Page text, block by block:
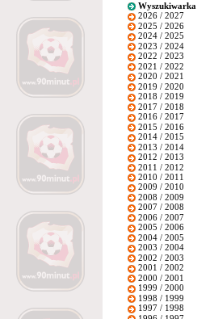
Wyszukiwarka
2026 / 2027
2025 / 2026
2024 / 2025
2023 / 2024
2022 / 2023
2021 / 2022
2020 / 2021
2019 / 2020
2018 / 2019
2017 / 2018
2016 / 2017
2015 / 2016
2014 / 2015
2013 / 2014
2012 / 2013
2011 / 2012
2010 / 2011
2009 / 2010
2008 / 2009
2007 / 2008
2006 / 2007
2005 / 2006
2004 / 2005
2003 / 2004
2002 / 2003
2001 / 2002
2000 / 2001
1999 / 2000
1998 / 1999
1997 / 1998